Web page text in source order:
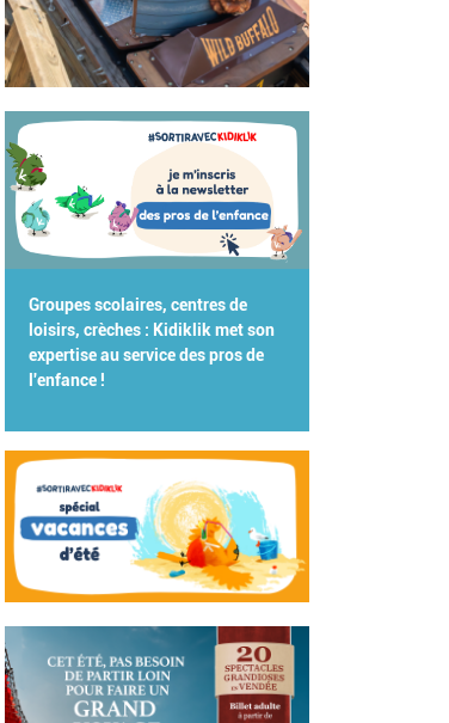
Groupes scolaires, centres de
loisirs, crèches : Kidiklik met son
expertise au service des pros de
l'enfance !